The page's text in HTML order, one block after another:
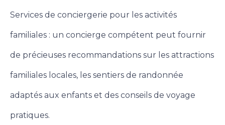
Services de conciergerie pour les activités
familiales : un concierge compétent peut fournir
de précieuses recommandations sur les attractions
familiales locales, les sentiers de randonnée
adaptés aux enfants et des conseils de voyage
pratiques.